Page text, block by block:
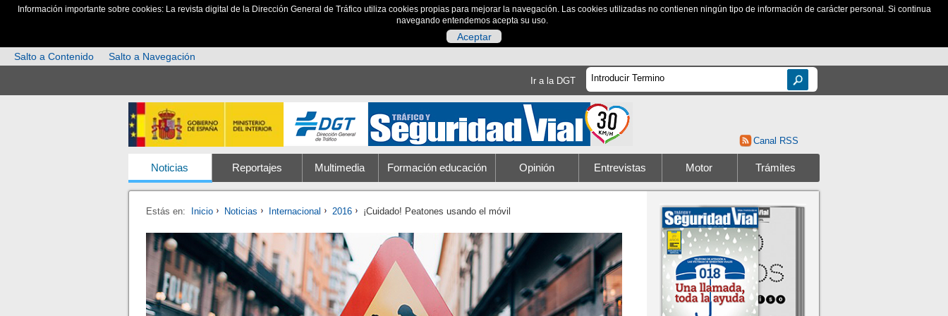
Información importante sobre cookies: La revista digital de la Dirección General de Tráfico utiliza cookies propias para mejorar la navegación. Las cookies utilizadas no contienen ningún tipo de información de carácter personal. Si continua
navegando entendemos acepta su uso.
Aceptar
Salto a Contenido
Salto a Navegación
Ir a la DGT
Canal RSS
Noticias Reportajes Multimedia Formación educación Opinión Entrevistas Motor Trámites
Estás en: Inicio Noticias Internacional 2016 ¡Cuidado! Peatones usando el móvil